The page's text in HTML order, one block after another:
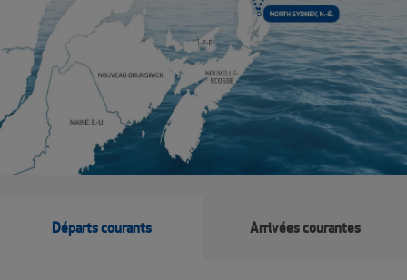
Départs courants Arrivées courantes